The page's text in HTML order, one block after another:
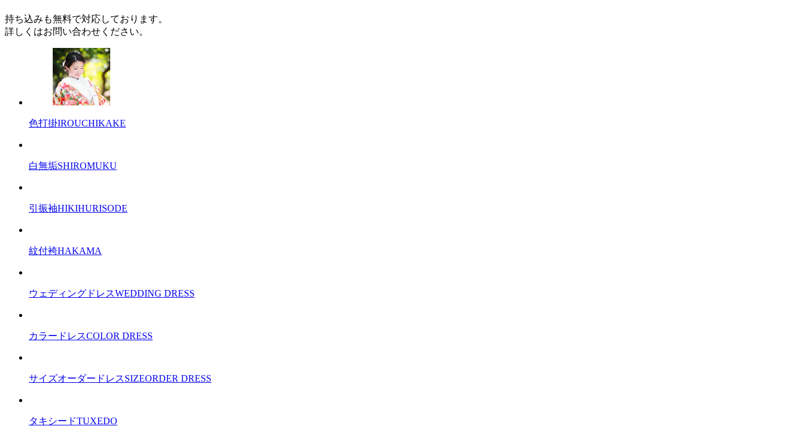
持ち込みも無料で対応しております。
詳しくはお問い合わせください。
色打掛IROUCHIKAKE
白無垢SHIROMUKU
引振袖HIKIHURISODE
紋付袴HAKAMA
ウェディングドレスWEDDING DRESS
カラードレスCOLOR DRESS
サイズオーダードレスSIZEORDER DRESS
タキシードTUXEDO